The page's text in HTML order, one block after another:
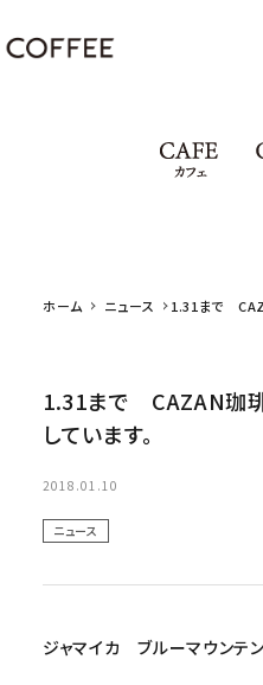
ホーム ニュース
1.31まで
1.31まで CAZAN珈
しています。
2018.01.10
ニュース
ジャマイカ ブルーマウンテ